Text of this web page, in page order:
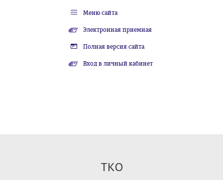
Меню сайта
Электронная приемная
Полная версия сайта
Вход в личный кабинет
ТКО